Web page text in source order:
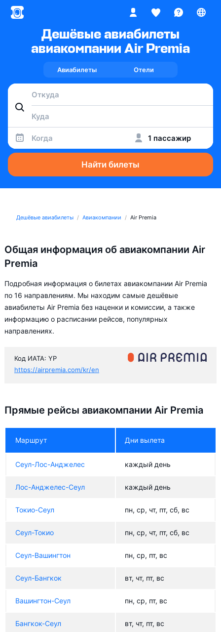
Дешёвые авиабилеты
авиакомпании Air Premia
Авиабилеты Отели
Когда 1 пассажир
Найти билеты
Дешёвые авиабилеты Авиакомпании Air Premia
Общая информация об авиакомпании Air
Premia
Подробная информация о билетах авиакомпании Air Premia
по 16 направлениям. Мы находим самые дешёвые
авиабилеты Air Premia без наценки и комиссии, а также
информацию о расписании рейсов, популярных
направлениях.
Код ИАТА: YP
https://airpremia.com/kr/en
Прямые рейсы авиакомпании Air Premia
Маршрут Дни вылета
Сеул-Лос-Анджелес каждый день
Лос-Анджелес-Сеул каждый день
Токио-Сеул пн, ср, чт, пт, сб, вс
Сеул-Токио пн, ср, чт, пт, сб, вс
Сеул-Вашингтон пн, ср, пт, вс
Сеул-Бангкок вт, чт, пт, вс
Вашингтон-Сеул пн, ср, пт, вс
Бангкок-Сеул вт, чт, пт, вс